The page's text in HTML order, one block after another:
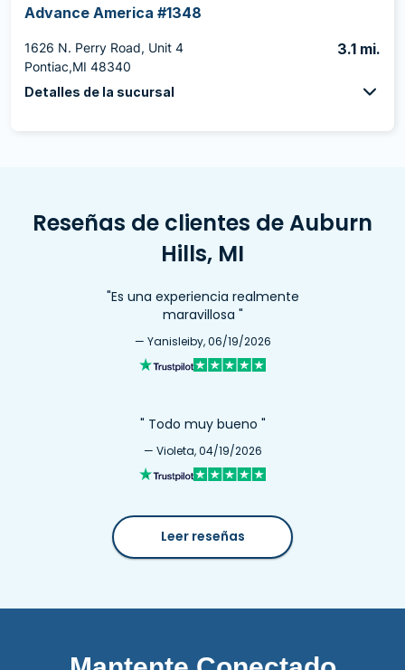
Advance America #1348
1626 N. Perry Road, Unit 4
Pontiac,MI 48340
3.1 mi.
Detalles de la sucursal
Reseñas de clientes de Auburn
Hills, MI
"Es una experiencia realmente
maravillosa "
— Yanisleiby, 06/19/2026
" Todo muy bueno "
— Violeta, 04/19/2026
Leer reseñas